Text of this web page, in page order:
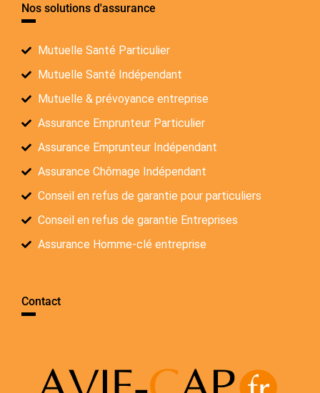
Nos solutions d'assurance
Mutuelle Santé Particulier
Mutuelle Santé Indépendant
Mutuelle & prévoyance entreprise
Assurance Emprunteur Particulier
Assurance Emprunteur Indépendant
Assurance Chômage Indépendant
Conseil en refus de garantie pour particuliers
Conseil en refus de garantie Entreprises
Assurance Homme-clé entreprise
Contact